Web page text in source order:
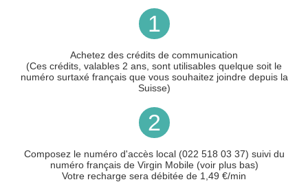
1
Achetez des crédits de communication
(Ces crédits, valables 2 ans, sont utilisables quelque soit le
numéro surtaxé français que vous souhaitez joindre depuis la
Suisse)
2
Composez le numéro d'accès local (022 518 03 37) suivi du
numéro français de Virgin Mobile (voir plus bas)
Votre recharge sera débitée de 1,49 €/min